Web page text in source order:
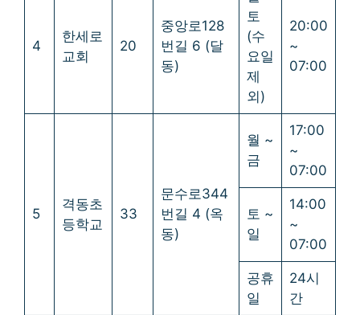
4
한세로
교회
20
중앙로128
번길 6 (달
동)
토
(수
요일
제
외)
20:00
~
07:00
5
격동초
등학교
33
문수로344
번길 4 (옥
동)
월 ~
금
17:00
~
07:00
토 ~
일
14:00
~
07:00
공휴
일
24시
간